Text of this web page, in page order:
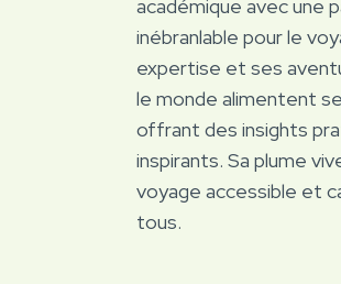
académique avec une
inébranlable pour le
expertise et ses
le monde alimentent
offrant des insights
inspirants. Sa plume
voyage accessible et
tous.